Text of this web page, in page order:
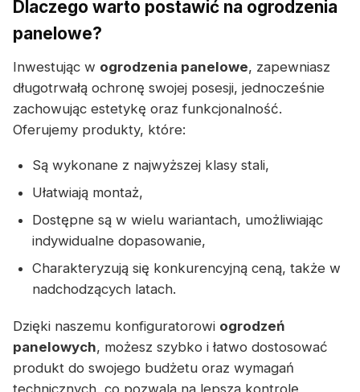
Dlaczego warto postawić na ogrodzenia
panelowe?
Inwestując w ogrodzenia panelowe, zapewniasz
długotrwałą ochronę swojej posesji, jednocześnie
zachowując estetykę oraz funkcjonalność.
Oferujemy produkty, które:
Są wykonane z najwyższej klasy stali,
Ułatwiają montaż,
Dostępne są w wielu wariantach, umożliwiając
indywidualne dopasowanie,
Charakteryzują się konkurencyjną ceną, także w
nadchodzących latach.
Dzięki naszemu konfiguratorowi ogrodzeń
panelowych, możesz szybko i łatwo dostosować
produkt do swojego budżetu oraz wymagań
technicznych, co pozwala na lepszą kontrolę